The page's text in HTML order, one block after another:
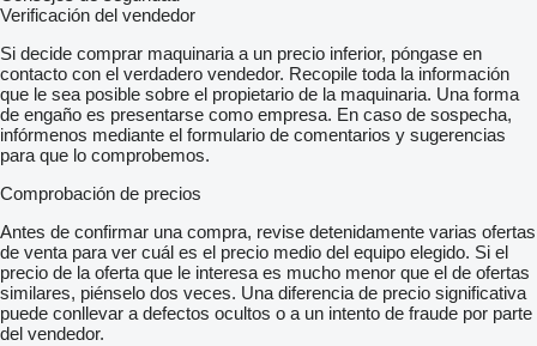
Verificación del vendedor
Si decide comprar maquinaria a un precio inferior, póngase en
contacto con el verdadero vendedor. Recopile toda la información
que le sea posible sobre el propietario de la maquinaria. Una forma
de engaño es presentarse como empresa. En caso de sospecha,
infórmenos mediante el formulario de comentarios y sugerencias
para que lo comprobemos.
Comprobación de precios
Antes de confirmar una compra, revise detenidamente varias ofertas
de venta para ver cuál es el precio medio del equipo elegido. Si el
precio de la oferta que le interesa es mucho menor que el de ofertas
similares, piénselo dos veces. Una diferencia de precio significativa
puede conllevar a defectos ocultos o a un intento de fraude por parte
del vendedor.